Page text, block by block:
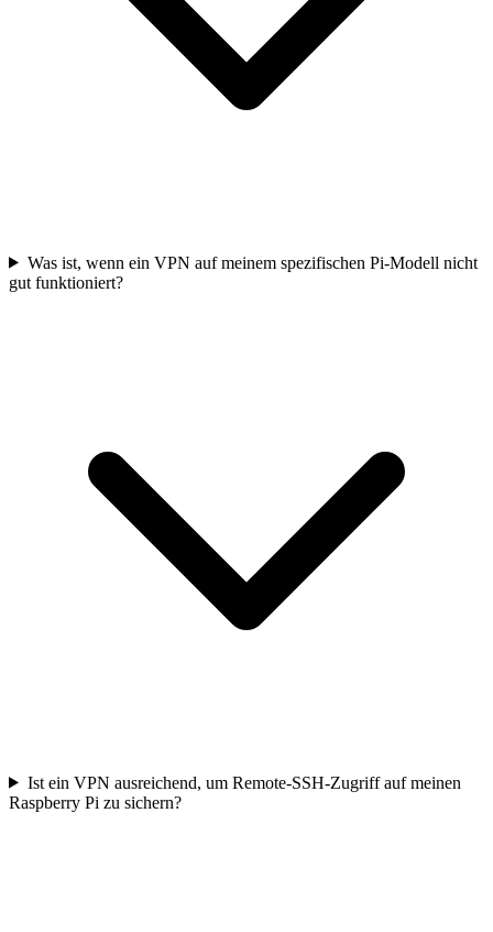
Was ist, wenn ein VPN auf meinem spezifischen Pi-Modell nicht
gut funktioniert?
Ist ein VPN ausreichend, um Remote-SSH-Zugriff auf meinen
Raspberry Pi zu sichern?